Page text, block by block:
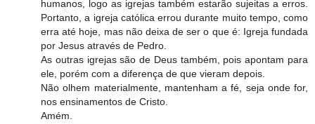
humanos, logo as igrejas também estarão sujeitas a erros.
Portanto, a igreja católica errou durante muito tempo, como
erra até hoje, mas não deixa de ser o que é: Igreja fundada
por Jesus através de Pedro.
As outras igrejas são de Deus também, pois apontam para
ele, porém com a diferença de que vieram depois.
Não olhem materialmente, mantenham a fé, seja onde for,
nos ensinamentos de Cristo.
Amém.